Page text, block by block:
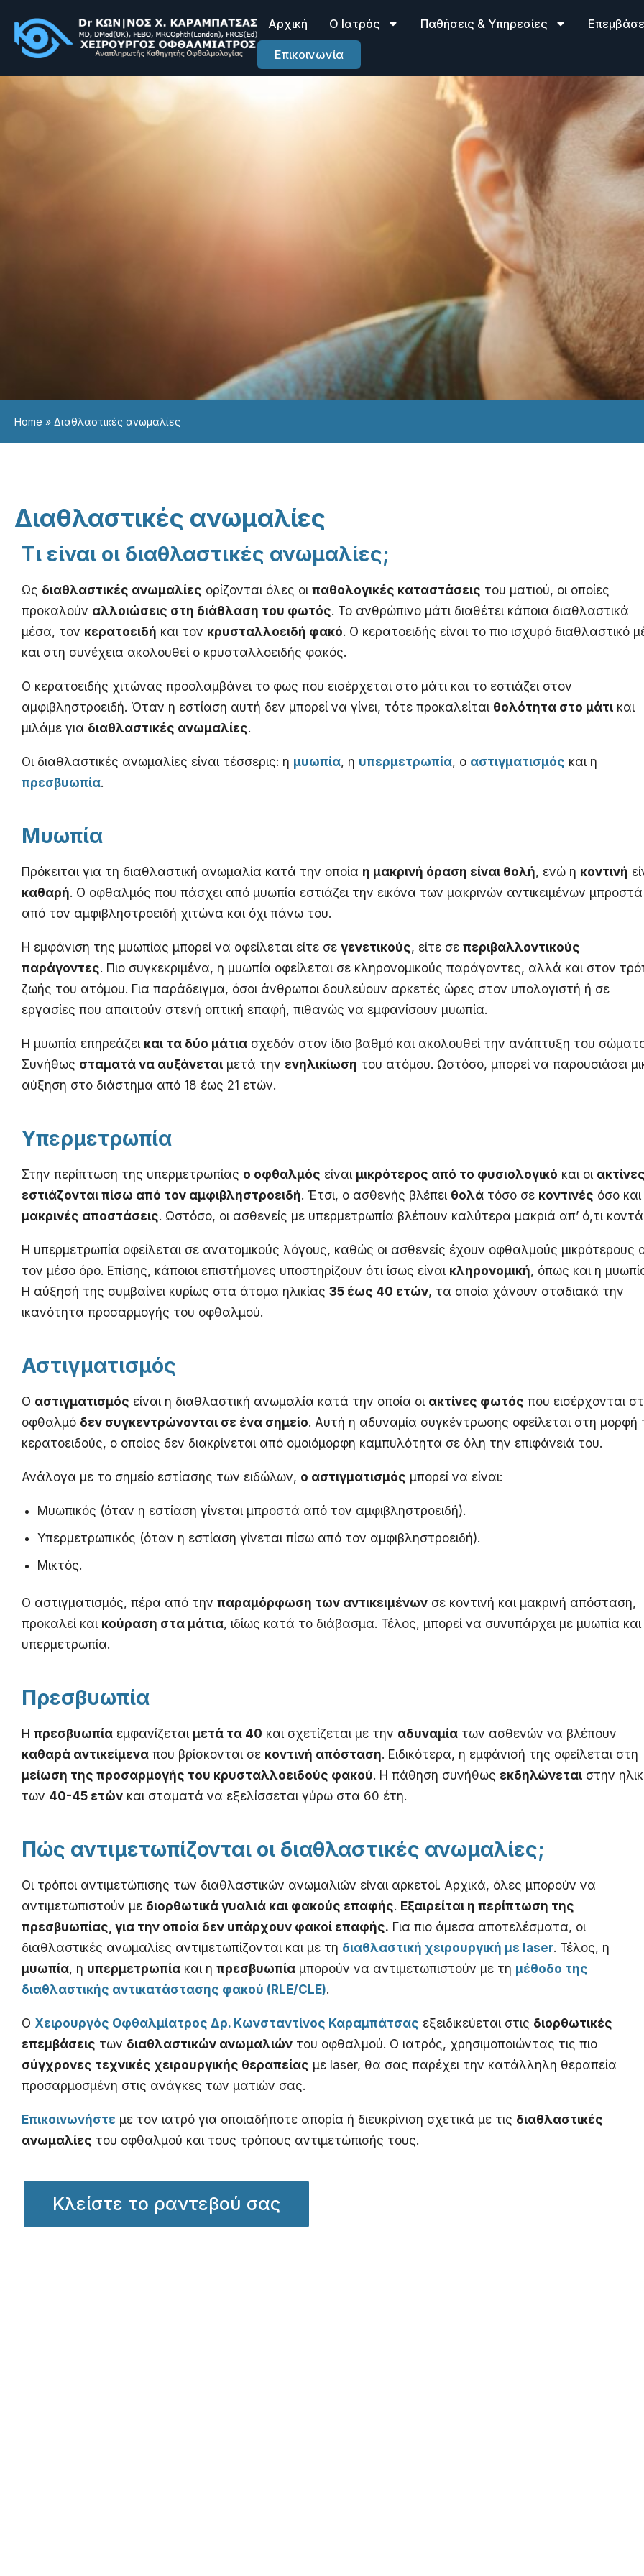
Αρχική Ο Ιατρός Παθήσεις & Υπηρεσίες
Επικοινωνία
Home » Διαθλαστικές ανωμαλίες
Διαθλαστικές ανωμαλίες
Τι είναι οι διαθλαστικές ανωμαλίες;
Ως διαθλαστικές ανωμαλίες ορίζονται όλες οι παθολογικές καταστάσεις του ματιού, οι οποίες
προκαλούν αλλοιώσεις στη διάθλαση του φωτός. Το ανθρώπινο μάτι διαθέτει κάποια διαθλαστικά
μέσα, τον κερατοειδή και τον κρυσταλλοειδή φακό. Ο κερατοειδής είναι το πιο ισχυρό διαθλαστικό
και στη συνέχεια ακολουθεί ο κρυσταλλοειδής φακός.
Ο κερατοειδής χιτώνας προσλαμβάνει το φως που εισέρχεται στο μάτι και το εστιάζει στον
αμφιβληστροειδή. Όταν η εστίαση αυτή δεν μπορεί να γίνει, τότε προκαλείται θολότητα στο μάτι και
μιλάμε για διαθλαστικές ανωμαλίες.
Οι διαθλαστικές ανωμαλίες είναι τέσσερις: η μυωπία, η υπερμετρωπία, ο αστιγματισμός και η
πρεσβυωπία.
Μυωπία
Πρόκειται για τη διαθλαστική ανωμαλία κατά την οποία η μακρινή όραση είναι θολή, ενώ η κοντινή
καθαρή. Ο οφθαλμός που πάσχει από μυωπία εστιάζει την εικόνα των μακρινών αντικειμένων μπροστά
από τον αμφιβληστροειδή χιτώνα και όχι πάνω του.
Η εμφάνιση της μυωπίας μπορεί να οφείλεται είτε σε γενετικούς, είτε σε περιβαλλοντικούς
παράγοντες. Πιο συγκεκριμένα, η μυωπία οφείλεται σε κληρονομικούς παράγοντες, αλλά και στον
ζωής του ατόμου. Για παράδειγμα, όσοι άνθρωποι δουλεύουν αρκετές ώρες στον υπολογιστή ή σε
εργασίες που απαιτούν στενή οπτική επαφή, πιθανώς να εμφανίσουν μυωπία.
Η μυωπία επηρεάζει και τα δύο μάτια σχεδόν στον ίδιο βαθμό και ακολουθεί την ανάπτυξη του
Συνήθως σταματά να αυξάνεται μετά την ενηλικίωση του ατόμου. Ωστόσο, μπορεί να παρουσιάσει
αύξηση στο διάστημα από 18 έως 21 ετών.
Υπερμετρωπία
Στην περίπτωση της υπερμετρωπίας ο οφθαλμός είναι μικρότερος από το φυσιολογικό και οι
εστιάζονται πίσω από τον αμφιβληστροειδή. Έτσι, ο ασθενής βλέπει θολά τόσο σε κοντινές όσο
μακρινές αποστάσεις. Ωστόσο, οι ασθενείς με υπερμετρωπία βλέπουν καλύτερα μακριά απ’ ό,τι
Η υπερμετρωπία οφείλεται σε ανατομικούς λόγους, καθώς οι ασθενείς έχουν οφθαλμούς μικρότερους
τον μέσο όρο. Επίσης, κάποιοι επιστήμονες υποστηρίζουν ότι ίσως είναι κληρονομική, όπως και η
Η αύξησή της συμβαίνει κυρίως στα άτομα ηλικίας 35 έως 40 ετών, τα οποία χάνουν σταδιακά την
ικανότητα προσαρμογής του οφθαλμού.
Αστιγματισμός
Ο αστιγματισμός είναι η διαθλαστική ανωμαλία κατά την οποία οι ακτίνες φωτός που εισέρχονται
οφθαλμό δεν συγκεντρώνονται σε ένα σημείο. Αυτή η αδυναμία συγκέντρωσης οφείλεται στη μορφή
κερατοειδούς, ο οποίος δεν διακρίνεται από ομοιόμορφη καμπυλότητα σε όλη την επιφάνειά του.
Ανάλογα με το σημείο εστίασης των ειδώλων, ο αστιγματισμός μπορεί να είναι:
Μυωπικός (όταν η εστίαση γίνεται μπροστά από τον αμφιβληστροειδή).
Υπερμετρωπικός (όταν η εστίαση γίνεται πίσω από τον αμφιβληστροειδή).
Μικτός.
Ο αστιγματισμός, πέρα από την παραμόρφωση των αντικειμένων σε κοντινή και μακρινή απόσταση,
προκαλεί και κούραση στα μάτια, ιδίως κατά το διάβασμα. Τέλος, μπορεί να συνυπάρχει με μυωπία και
υπερμετρωπία.
Πρεσβυωπία
Η πρεσβυωπία εμφανίζεται μετά τα 40 και σχετίζεται με την αδυναμία των ασθενών να βλέπουν
καθαρά αντικείμενα που βρίσκονται σε κοντινή απόσταση. Ειδικότερα, η εμφάνισή της οφείλεται στη
μείωση της προσαρμογής του κρυσταλλοειδούς φακού. Η πάθηση συνήθως εκδηλώνεται στην
των 40-45 ετών και σταματά να εξελίσσεται γύρω στα 60 έτη.
Πώς αντιμετωπίζονται οι διαθλαστικές ανωμαλίες;
Οι τρόποι αντιμετώπισης των διαθλαστικών ανωμαλιών είναι αρκετοί. Αρχικά, όλες μπορούν να
αντιμετωπιστούν με διορθωτικά γυαλιά και φακούς επαφής. Εξαιρείται η περίπτωση της
πρεσβυωπίας, για την οποία δεν υπάρχουν φακοί επαφής. Για πιο άμεσα αποτελέσματα, οι
διαθλαστικές ανωμαλίες αντιμετωπίζονται και με τη διαθλαστική χειρουργική με laser. Τέλος, η
μυωπία, η υπερμετρωπία και η πρεσβυωπία μπορούν να αντιμετωπιστούν με τη μέθοδο της
διαθλαστικής αντικατάστασης φακού (RLE/CLE).
Ο Χειρουργός Οφθαλμίατρος Δρ. Κωνσταντίνος Καραμπάτσας εξειδικεύεται στις διορθωτικές
επεμβάσεις των διαθλαστικών ανωμαλιών του οφθαλμού. Ο ιατρός, χρησιμοποιώντας τις πιο
σύγχρονες τεχνικές χειρουργικής θεραπείας με laser, θα σας παρέχει την κατάλληλη θεραπεία
προσαρμοσμένη στις ανάγκες των ματιών σας.
Επικοινωνήστε με τον ιατρό για οποιαδήποτε απορία ή διευκρίνιση σχετικά με τις διαθλαστικές
ανωμαλίες του οφθαλμού και τους τρόπους αντιμετώπισής τους.
Κλείστε το ραντεβού σας